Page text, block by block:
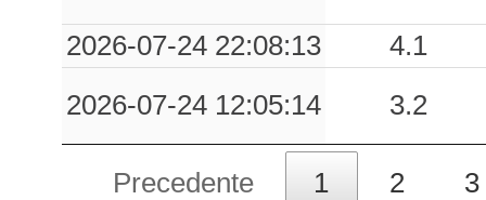
2026-07-24 22:08:13
4.1
2026-07-24 12:05:14
3.2
Precedente 1 2 3